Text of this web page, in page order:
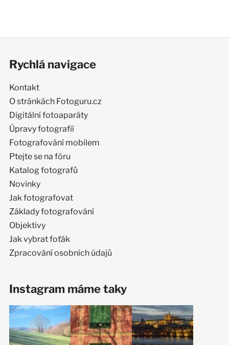
Rychlá navigace
Kontakt
O stránkách Fotoguru.cz
Digitální fotoaparáty
Úpravy fotografií
Fotografování mobilem
Ptejte se na fóru
Katalog fotografů
Novinky
Jak fotografovat
Základy fotografování
Objektivy
Jak vybrat foťák
Zpracování osobních údajů
Instagram máme taky